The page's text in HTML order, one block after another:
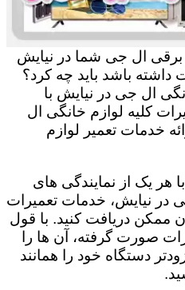
برقی ال جی شما در نیایش
داشته باشد باید چه کرد؟
ال جی در نیایش با
کلیه لوازم خانگی ال
خدمات تعمیر لوازم
هر یک از نمایندگی های
در نیایش، خدمات تعمیرات
ممکن دریافت کنید. با قول
صورت گرفته، آن ها را
دستگاه خود را همانند